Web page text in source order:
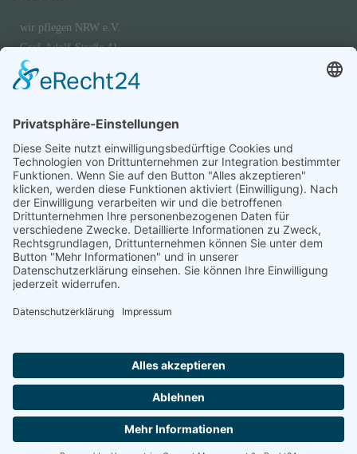
wir pflegen NRW e.V.
Graf-Adolf-Straße 41
40210 Düsseldorf
0173 - 695 5756
JavaScript eingeschaltet sein.
oder über unserKontaktformular
Quick-Links
Mitglied werden
Ehrenamtlich engagieren
Spenden
Newsletter abonnieren
Datenschutz Impressum Cookie-Einstellungen